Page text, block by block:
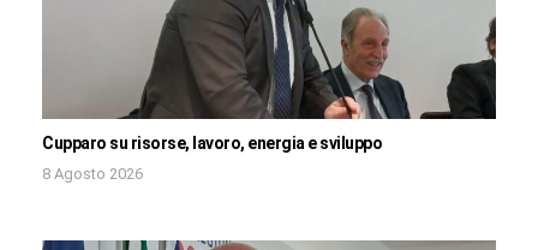
Cupparo su risorse, lavoro, energia e sviluppo
8 Agosto 2026